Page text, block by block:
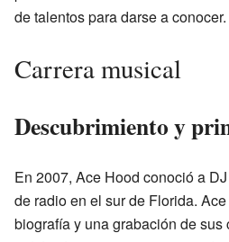
de talentos para darse a conocer.
Carrera musical
Descubrimiento y
En 2007, Ace Hood conoció a
de radio en el sur de Florida.
biografía y una grabación de